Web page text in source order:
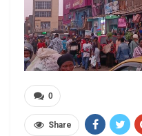
0
Share